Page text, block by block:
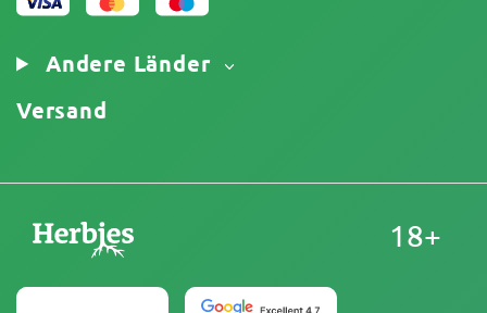
Impressum
Andere Länder
Versand
18+